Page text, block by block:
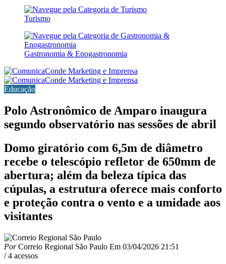
Turismo
Gastronomia & Enogastronomia
Educação
Polo Astronômico de Amparo inaugura
segundo observatório nas sessões de abril
Domo giratório com 6,5m de diâmetro
recebe o telescópio refletor de 650mm de
abertura; além da beleza típica das
cúpulas, a estrutura oferece mais conforto
e proteção contra o vento e a umidade aos
visitantes
PorCorreio Regional São Paulo Em 03/04/2026 21:51
/ 4 acessos